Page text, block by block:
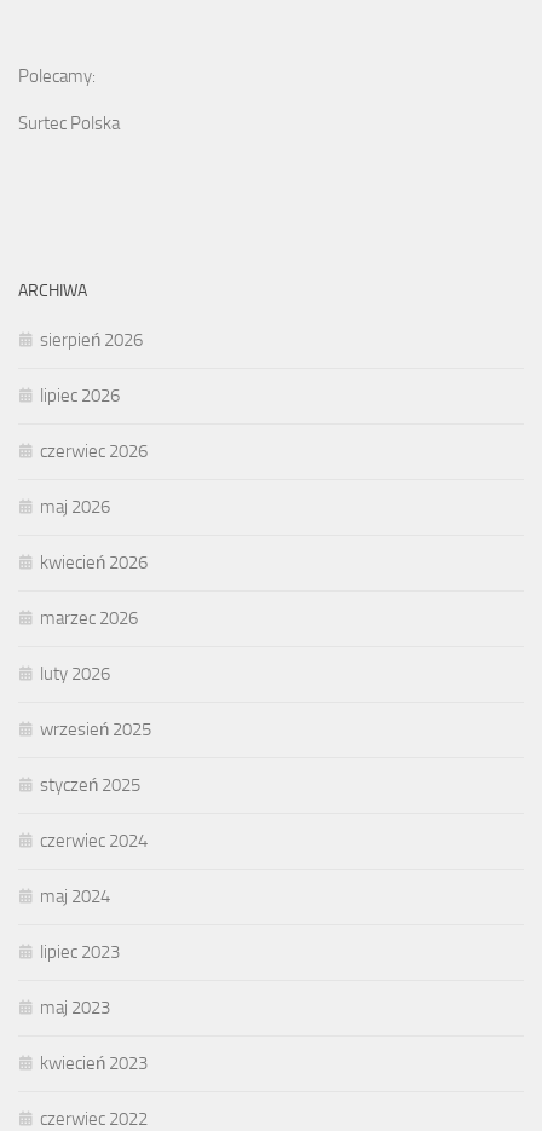
Polecamy:
Surtec Polska
ARCHIWA
sierpień 2026
lipiec 2026
czerwiec 2026
maj 2026
kwiecień 2026
marzec 2026
luty 2026
wrzesień 2025
styczeń 2025
czerwiec 2024
maj 2024
lipiec 2023
maj 2023
kwiecień 2023
czerwiec 2022